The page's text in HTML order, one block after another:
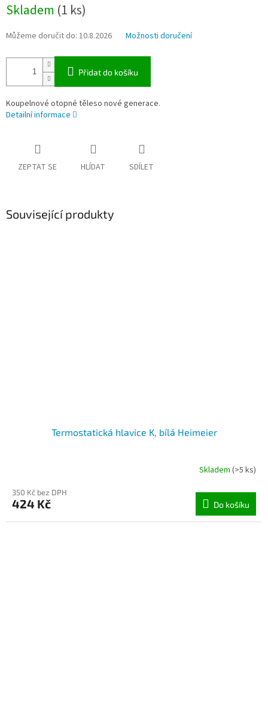
cena:
Skladem (1 ks)
Můžeme doručit do: 10.8.2026 Možnosti doručení
Přidat do košíku
Koupelnové otopné těleso nové generace.
Detailní informace
ZEPTAT SE HLÍDAT SDÍLET
Související produkty
Termostatická hlavice K, bílá Heimeier
Skladem (>5 ks)
350 Kč bez DPH
424 Kč Do košíku